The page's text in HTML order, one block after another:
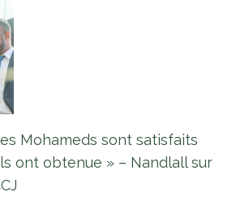
Mohameds sont satisfaits
ont obtenue » – Nandlall sur